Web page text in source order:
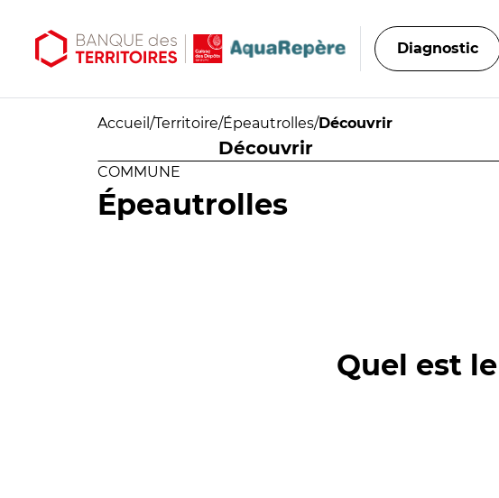
Diagnostic
Accueil /Territoire/Épeautrolles/Découvrir
Découvrir
COMMUNE
Épeautrolles
Quel est